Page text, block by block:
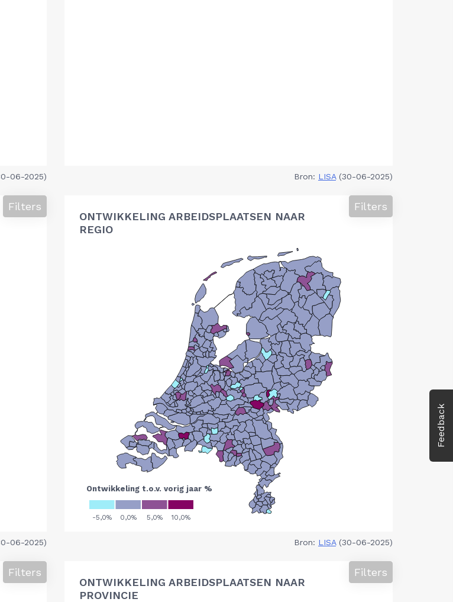
Feedback
06-2025) Bron: LISA(30-06-2025)
Filters
06-2025)
ONTWIKKELING ARBEIDSPLAATSEN NAAR
REGIO
Filters
Bron: LISA(30-06-2025)
Filters
ONTWIKKELING ARBEIDSPLAATSEN NAAR
PROVINCIE
Filters